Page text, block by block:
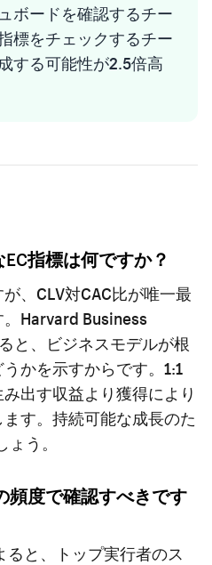
ボードを確認するチー
標をチェックするチー
する可能性が2.5倍高
指標は何ですか？
、CLV対CAC比が唯一最
Harvard Business
と、ビジネスモデルが根
かを示すからです。1:1
出す収益より獲得により
す。持続可能な成長のた
う。
頻度で確認すべきです
と、トップ実行者のス